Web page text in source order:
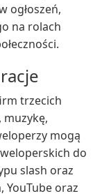
ogłoszeń,
na rolach
trzecich
mogą
do
slash oraz
YouTube oraz